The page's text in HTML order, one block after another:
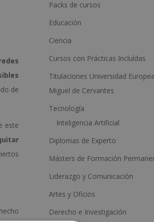
de
este
a
v
e
:
Packs de cursos
Educación
Ciencia
Cursos con Prácticas Incluídas
Titulaciones Universidad Europea
Miguel de Cervantes
Tecnología
Inteligencia Artificial
Diplomas de Experto
Másters de Formación
Liderazgo y Comunicación
Artes y Oficios
Derecho e Investigación